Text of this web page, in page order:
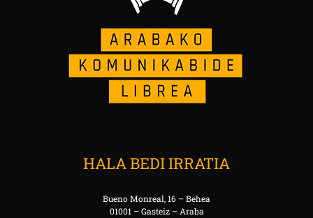
HALA BEDI IRRATIA
Bueno Monreal, 16 – Behea
01001 – Gasteiz – Araba